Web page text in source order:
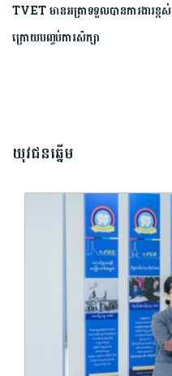
TVET មានអត្រាទទួលបានការងារខ្ពស់
ក្រោយបញ្ចប់​ការ​សិក្សា
យុវជនឆ្នើម